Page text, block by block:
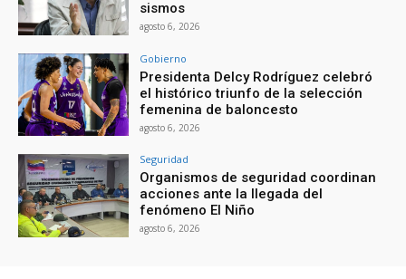
sismos
agosto 6, 2026
Gobierno
Presidenta Delcy Rodríguez celebró
el histórico triunfo de la selección
femenina de baloncesto
agosto 6, 2026
Seguridad
Organismos de seguridad coordinan
acciones ante la llegada del
fenómeno El Niño
agosto 6, 2026